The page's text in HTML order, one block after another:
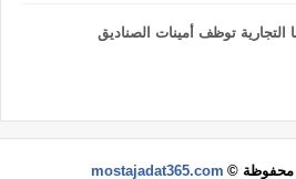
التجارية توظف أمينات الصناديق
محفوظة © mostajadat365.com